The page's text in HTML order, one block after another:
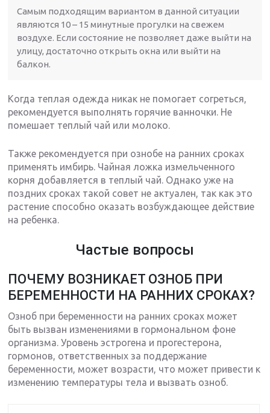
Самым подходящим вариантом в данной ситуации
являются 10 – 15 минутные прогулки на свежем
воздухе. Если состояние не позволяет даже выйти на
улицу, достаточно открыть окна или выйти на
балкон.
Когда теплая одежда никак не помогает согреться,
рекомендуется выполнять горячие ванночки. Не
помешает теплый чай или молоко.
Также рекомендуется при ознобе на ранних сроках
применять имбирь. Чайная ложка измельченного
корня добавляется в теплый чай. Однако уже на
поздних сроках такой совет не актуален, так как это
растение способно оказать возбуждающее действие
на ребенка.
Частые вопросы
ПОЧЕМУ ВОЗНИКАЕТ ОЗНОБ ПРИ
БЕРЕМЕННОСТИ НА РАННИХ СРОКАХ?
Озноб при беременности на ранних сроках может
быть вызван изменениями в гормональном фоне
организма. Уровень эстрогена и прогестерона,
гормонов, ответственных за поддержание
беременности, может возрасти, что может привести к
изменению температуры тела и вызвать озноб.